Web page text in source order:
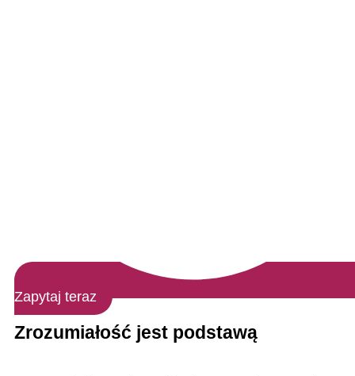
Zapytaj teraz
Zrozumiałość jest podstawą